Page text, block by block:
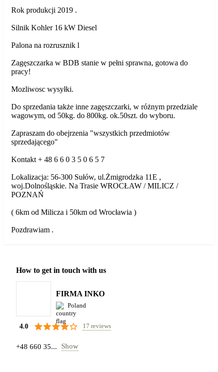
Rok produkcji 2019 .
Silnik Kohler 16 kW Diesel
Palona na rozrusznik l
Zagęszczarka w BDB stanie w pełni sprawna, gotowa do
pracy!
Mozliwosc wysyłki.
Do sprzedania także inne zagęszczarki, w różnym przedziale
wagowym, od 50kg. do 800kg. ok.50szt. do wyboru.
Zapraszam do obejrzenia "wszystkich przedmiotów
sprzedającego"
Kontakt + 48 6 6 0 3 5 0 6 5 7
Lokalizacja: 56-300 Sułów, ul.Żmigrodzka 11E ,
woj.Dolnośląskie. Na Trasie WROCŁAW / MILICZ /
POZNAŃ
( 6km od Milicza i 50km od Wrocławia )
Pozdrawiam .
How to get in touch with us
FIRMA INKO
Poland
4.0 17 reviews
+48 660 35... Show